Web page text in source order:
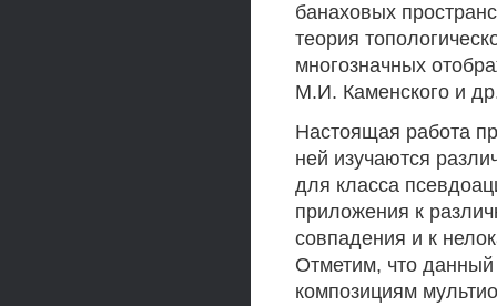
банаховых
теория
многозначных
М.И. Каменского и
Настоящая работа
ней изучаются
для класса
приложения к
совпадения и к
Отметим, что
композициям